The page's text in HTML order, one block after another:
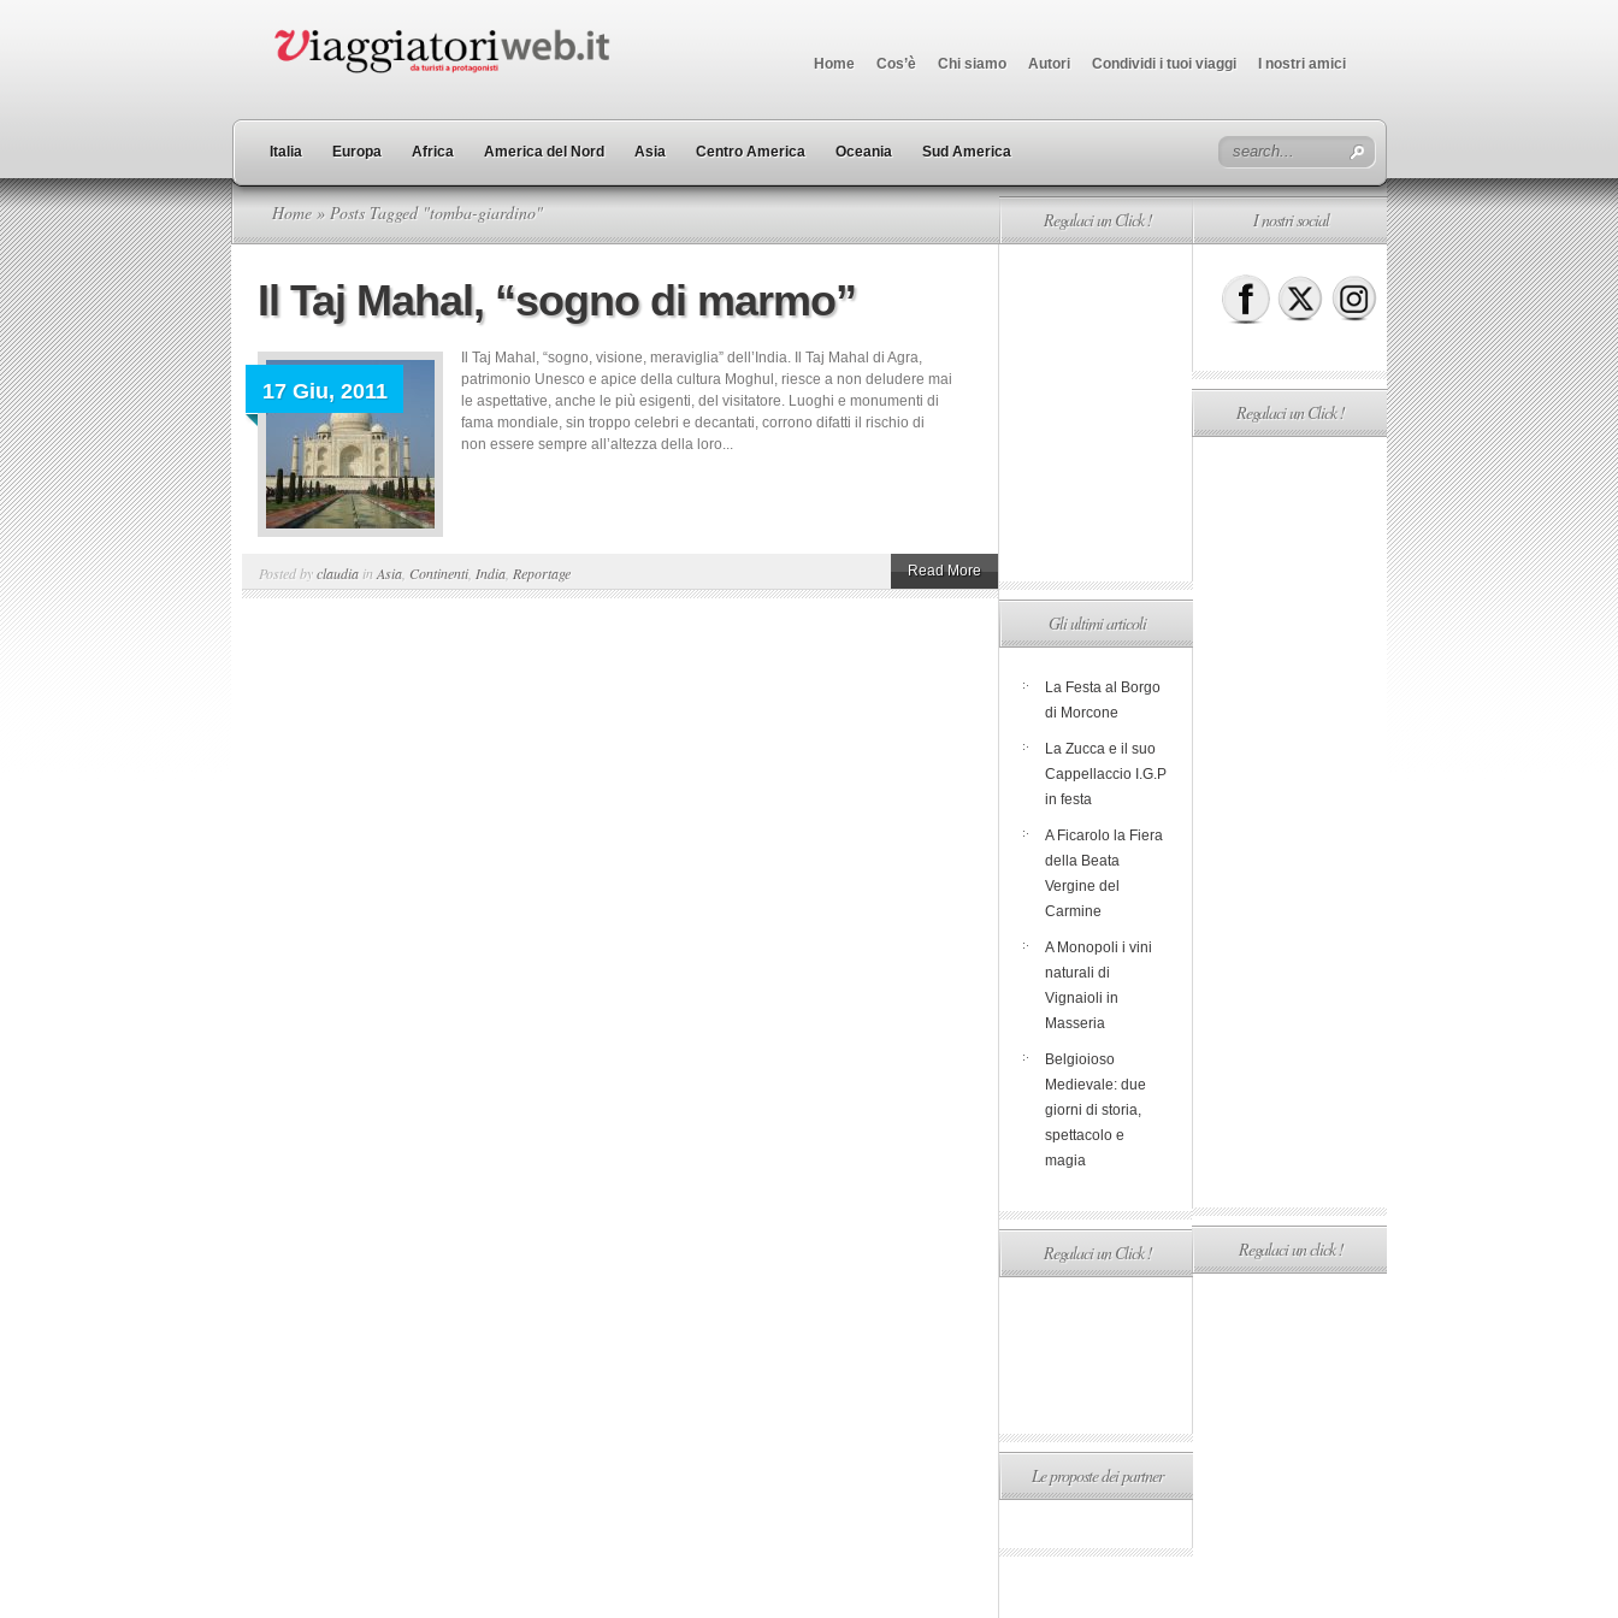
Home Cos’è Chi siamo Autori Condividi i tuoi viaggi I nostri amici
Italia Europa Africa America del Nord Asia Centro America Oceania Sud America
Home » Posts Tagged "tomba-giardino"
Il Taj Mahal, “sogno di marmo”
17 Giu, 2011
Il Taj Mahal, “sogno, visione, meraviglia” dell’India. Il Taj Mahal di Agra,
patrimonio Unesco e apice della cultura Moghul, riesce a non deludere mai
le aspettative, anche le più esigenti, del visitatore. Luoghi e monumenti di
fama mondiale, sin troppo celebri e decantati, corrono difatti il rischio di
non essere sempre all’altezza della loro...
Posted byclaudia in Asia Continenti, India Reportage Read More
Regalaci un Click !
Gli ultimi articoli
La Festa al Borgo
di Morcone
La Zucca e il suo
Cappellaccio I.G.P
in festa
A Ficarolo la Fiera
della Beata
Vergine del
Carmine
A Monopoli i vini
naturali di
Vignaioli in
Masseria
Belgioioso
Medievale: due
giorni di storia,
spettacolo e
magia
Regalaci un Click !
Le proposte dei partner
I nostri social
Regalaci un Click !
Regalaci un click !